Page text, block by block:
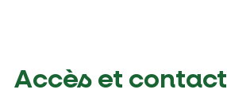
Accès et contact